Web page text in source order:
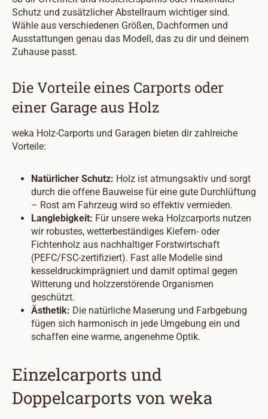
Schutz und zusätzlicher Abstellraum wichtiger sind.
Wähle aus verschiedenen Größen, Dachformen und
Ausstattungen genau das Modell, das zu dir und deinem
Zuhause passt.
Die Vorteile eines Carports oder
einer Garage aus Holz
weka Holz-Carports und Garagen bieten dir zahlreiche
Vorteile:
Natürlicher Schutz: Holz ist atmungsaktiv und sorgt
durch die offene Bauweise für eine gute Durchlüftung
– Rost am Fahrzeug wird so effektiv vermieden.
Langlebigkeit: Für unsere weka Holzcarports nutzen
wir robustes, wetterbeständiges Kiefern- oder
Fichtenholz aus nachhaltiger Forstwirtschaft
(PEFC/FSC-zertifiziert). Fast alle Modelle sind
kesseldruckimprägniert und damit optimal gegen
Witterung und holzzerstörende Organismen
geschützt.
Ästhetik: Die natürliche Maserung und Farbgebung
fügen sich harmonisch in jede Umgebung ein und
schaffen eine warme, angenehme Optik.
Einzelcarports und
Doppelcarports von weka